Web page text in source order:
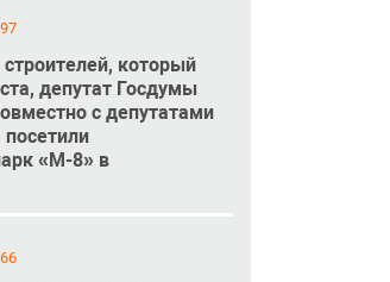
который
депутат Госдумы
с депутатами
«М-8» в